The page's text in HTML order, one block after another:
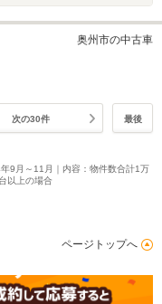
奥州市の中古車
次の30件 最後
9月～11月｜内容：物件数合計1万
以上の場合
ページトップへ